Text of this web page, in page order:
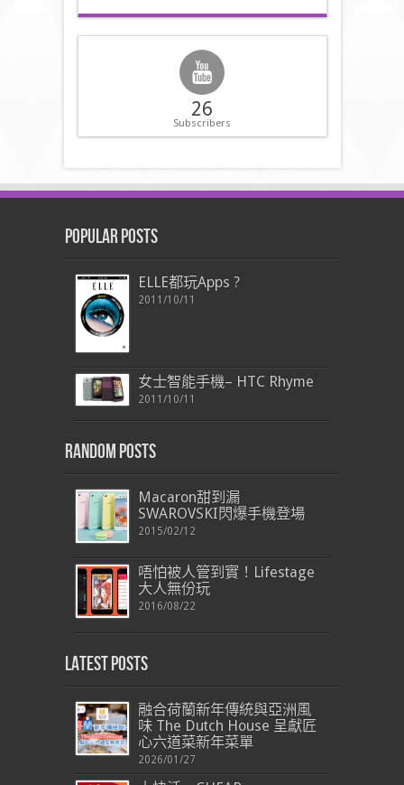
26
Subscribers
Popular Posts
ELLE都玩Apps ?
2011/10/11
女士智能手機– HTC Rhyme
2011/10/11
Random Posts
Macaron甜到漏
SWAROVSKI閃爆手機登場
2015/02/12
唔怕被人管到實！Lifestage
大人無份玩
2016/08/22
Latest Posts
融合荷蘭新年傳統與亞洲風
味 The Dutch House 呈獻匠
心六道菜新年菜單
2026/01/27